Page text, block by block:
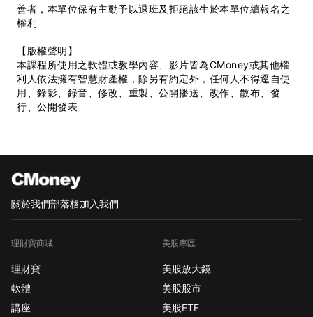
善者，本單位保有主動予以退班及拒絕該生於本單位續報名之
權利
【版權聲明】
本課程所使用之軟體或教學內容、影片皆為CMoney或其他權
利人依法擁有智慧財產權，除另有約定外，任何人不得逕自使
用、錄影、錄音、修改、重製、公開播送、改作、散布、發
行、公開發表
關於我們部落格加入我們
理財寶商城
理財寶
軟體
講座
美股專區
美股放大鏡
美股股市
美股ETF